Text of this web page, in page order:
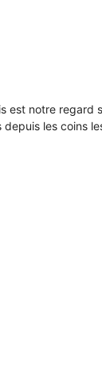
est notre
les coins